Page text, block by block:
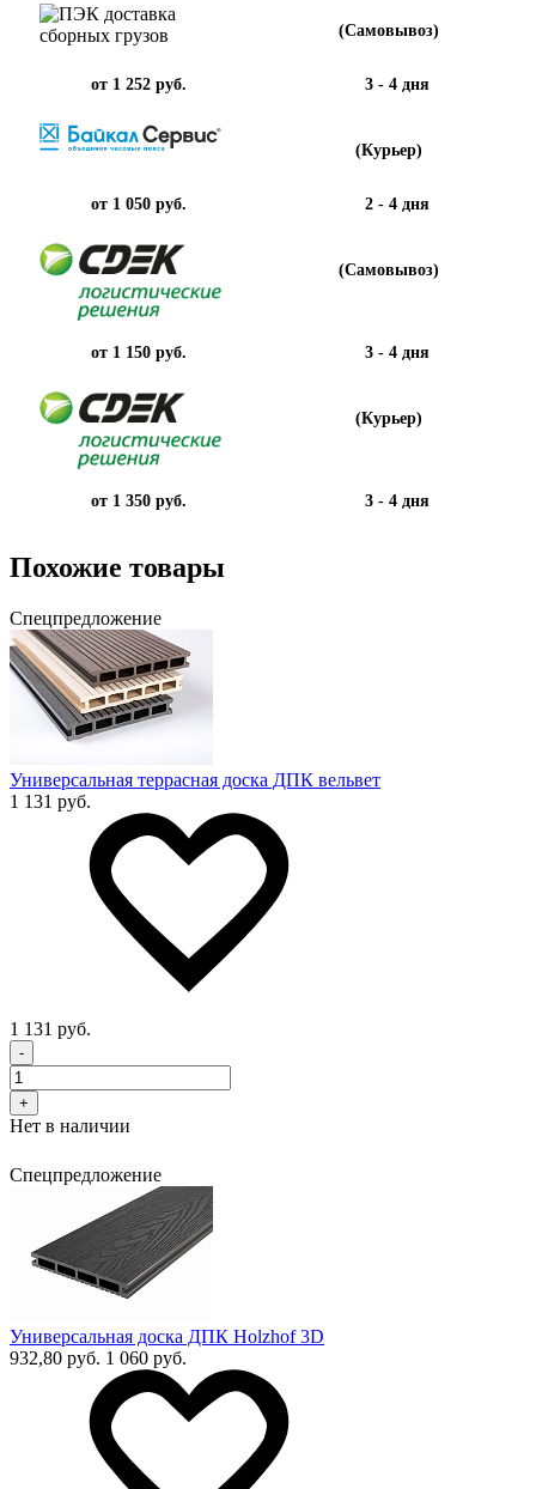
(Самовывоз)
от 1 252 руб. 3 - 4 дня
(Курьер)
от 1 050 руб. 2 - 4 дня
(Самовывоз)
от 1 150 руб. 3 - 4 дня
(Курьер)
от 1 350 руб. 3 - 4 дня
Похожие товары
Спецпредложение
Универсальная террасная доска ДПК вельвет
1 131 руб.
1 131 руб.
-
+
Нет в наличии
Спецпредложение
Универсальная доска ДПК Holzhof 3D
932,80 руб. 1 060 руб.